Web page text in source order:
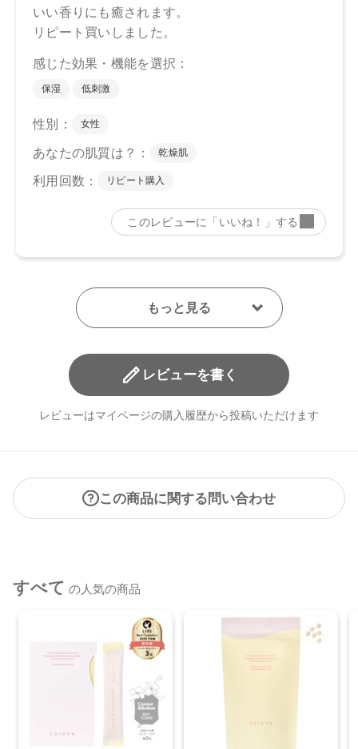
レビューを書く
レビューはマイページの購入履歴から投稿いただけます
この商品に関する問い合わせ
すべて の人気の商品